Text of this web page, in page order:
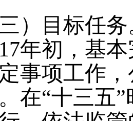
目标任务
初，基本
事项工作
在“十三五